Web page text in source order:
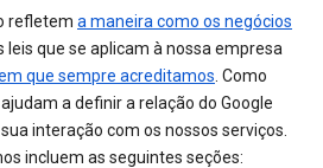
refletem a maneira como os negócios
leis que se aplicam à nossa empresa
que sempre acreditamos . Como
a definir a relação do Google
interação com os nossos serviços.
incluem as seguintes seções: